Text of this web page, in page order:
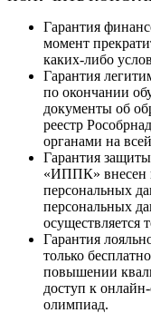
Гарантия
момент
каких-либо
Гарантия
по окончании
документы об
реестр
органами на
Гарантия
«ИППК» внесен
персональных
персональных
осуществляется
Гарантия
только
повышении
доступ к
олимпиад.